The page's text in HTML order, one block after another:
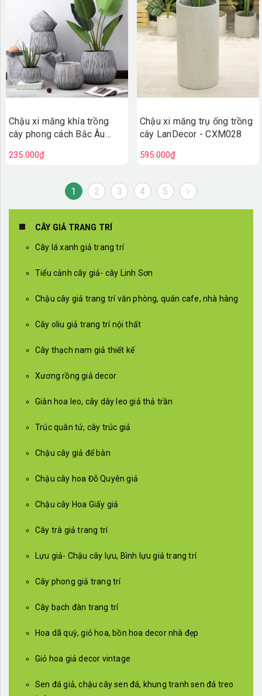
Chậu xi măng khía trồng
cây phong cách Bắc Âu
235.000₫
Chậu xi măng trụ ống trồng
cây LanDecor - CXM028
595.000₫
1 2 3 4 5
CÂY GIẢ TRANG TRÍ
Cây lá xanh giả trang trí
Tiểu cảnh cây giả- cây Linh Sơn
Chậu cây giả trang trí văn phòng, quán cafe, nhà hàng
Cây oliu giả trang trí nội thất
Cây thạch nam giả thiết kế
Xương rồng giả decor
Giàn hoa leo, cây dây leo giả thả trần
Trúc quân tử, cây trúc giả
Chậu cây giả để bàn
Chậu cây hoa Đỗ Quyên giả
Chậu cây Hoa Giấy giả
Cây trà giả trang trí
Lựu giả- Chậu cây lựu, Bình lựu giả trang trí
Cây phong giả trang trí
Cây bạch đàn trang trí
Hoa dã quỳ, giỏ hoa, bồn hoa decor nhà đẹp
Giỏ hoa giả decor vintage
Sen đá giả, chậu cây sen đá, khung tranh sen đá treo